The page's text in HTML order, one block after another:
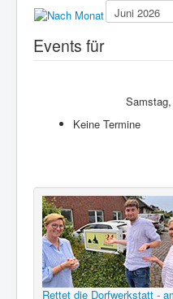
Presse
Events für
Keine Termine
Rettet die Dorfwerkstatt -